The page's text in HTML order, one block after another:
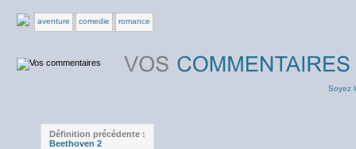
aventure comedie romance
Soyez
Définition précédente :
Beethoven 2